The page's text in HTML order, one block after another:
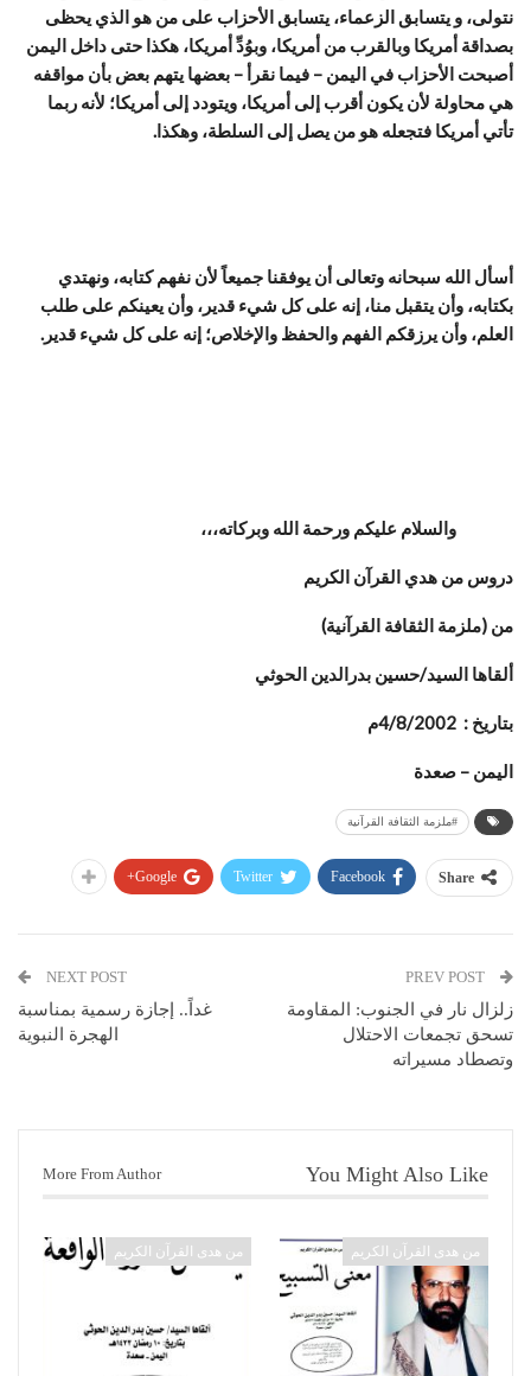
نتولى، و يتسابق الزعماء، يتسابق الأحزاب على من هو الذي يحظى
بصداقة أمريكا وبالقرب من أمريكا، وبوُدِّ أمريكا، هكذا حتى داخل اليمن
أصبحت الأحزاب في اليمن – فيما نقرأ – بعضها يتهم بعض بأن مواقفه
هي محاولة لأن يكون أقرب إلى أمريكا، ويتودد إلى أمريكا؛ لأنه ربما
تأتي أمريكا فتجعله هو من يصل إلى السلطة، وهكذا.
أسأل الله سبحانه وتعالى أن يوفقنا جميعاً لأن نفهم كتابه، ونهتدي
بكتابه، وأن يتقبل منا، إنه على كل شيء قدير، وأن يعينكم على طلب
العلم، وأن يرزقكم الفهم والحفظ والإخلاص؛ إنه على كل شيء قدير.
والسلام عليكم ورحمة الله وبركاته،،،
دروس من هدي القرآن الكريم
من (ملزمة الثقافة القرآنية)
‏ألقاها السيد/حسين بدرالدين الحوثي
بتاريخ : 4/8/2002م
اليمن – صعدة
#ملزمة الثقافة القرآنية
Share
Facebook
Twitter
Google+
زلزال نار في الجنوب: المقاومة
تسحق تجمعات الاحتلال
وتصطاد مسيراته
NEXT POST
غداً.. إجازة رسمية بمناسبة
الهجرة النبوية
You Might Also Like
More From Author
من هدى القرآن الكريم من هدى القرآن الكريم